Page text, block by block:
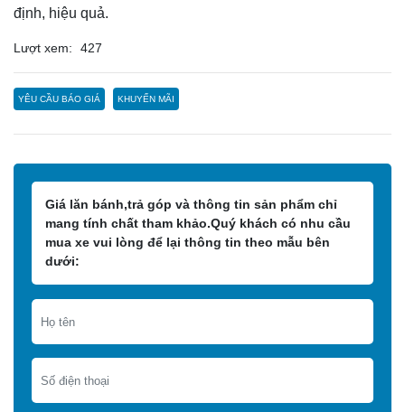
định, hiệu quả.
Lượt xem: 427
YÊU CẦU BÁO GIÁ KHUYẾN MÃI
Giá lăn bánh,trả góp và thông tin sản phẩm chỉ
mang tính chất tham khảo.Quý khách có nhu cầu
mua xe vui lòng để lại thông tin theo mẫu bên
dưới: